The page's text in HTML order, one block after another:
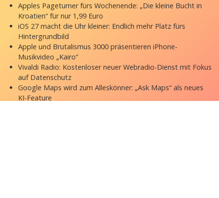
Apples Pageturner fürs Wochenende: „Die kleine Bucht in
Kroatien“ für nur 1,99 Euro
iOS 27 macht die Uhr kleiner: Endlich mehr Platz fürs
Hintergrundbild
Apple und Brutalismus 3000 präsentieren iPhone-
Musikvideo „Kairo“
Vivaldi Radio: Kostenloser neuer Webradio-Dienst mit Fokus
auf Datenschutz
Google Maps wird zum Alleskönner: „Ask Maps“ als neues
KI-Feature